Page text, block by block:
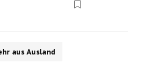
aus Ausland